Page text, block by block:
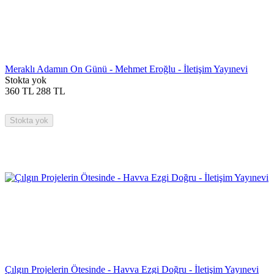
Meraklı Adamın On Günü - Mehmet Eroğlu - İletişim Yayınevi
Stokta yok
360 TL 288 TL
Stokta yok
Çılgın Projelerin Ötesinde - Havva Ezgi Doğru - İletişim Yayınevi